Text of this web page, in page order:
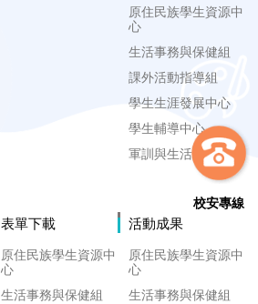
校安專線
原住民族學生資源中
心
生活事務與保健組
課外活動指導組
學生生涯發展中心
學生輔導中心
軍訓與生活輔導組
表單下載
原住民族學生資源中
心
生活事務與保健組
活動成果
原住民族學生資源中
心
生活事務與保健組